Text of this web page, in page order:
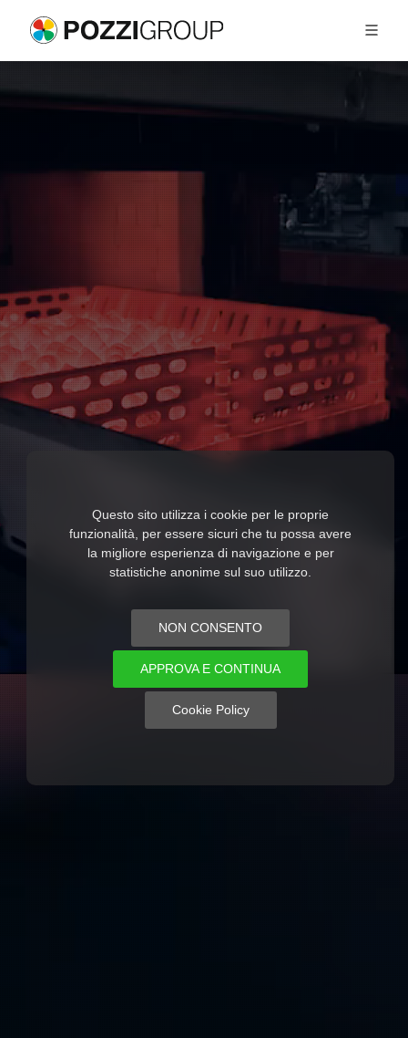
Questo sito utilizza i cookie per le proprie
funzionalità, per essere sicuri che tu possa avere
la migliore esperienza di navigazione e per
statistiche anonime sul suo utilizzo.
NON CONSENTO
APPROVA E CONTINUA
Cookie Policy